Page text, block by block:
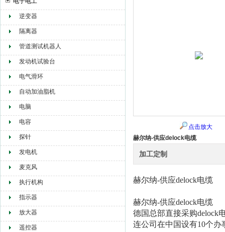
赫尔纳贸易（大连）有限公司
逆变器
隔离器
管道测试机器人
发动机试验台
电气滑环
自动加油脂机
电脑
电容
探针
发电机
麦克风
执行机构
指示器
放大器
遥控器
点击放大
赫尔纳-供应delock电缆
加工定制
赫尔纳-供应delock电缆
赫尔纳-供应delock电缆
德国总部直接采购delock
连公司在中国设有10个